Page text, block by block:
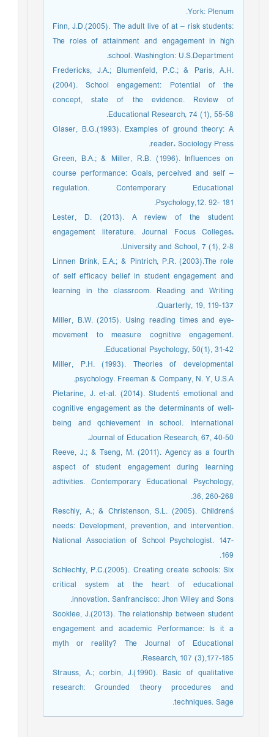
York: Plenum.
Finn, J.D.(2005). The adult live of at – risk students:
The roles of attainment and engagement in high
school. Washington: U.S.Department.
Fredericks, J.A.; Blumenfeld, P.C.; & Paris, A.H.
(2004). School engagement: Potential of the
concept, state of the evidence. Review of
Educational Research, 74 (1), 55-58.
Glaser, B.G.(1993). Examples of ground theory: A
reader، Sociology Press.
Green, B.A.; & Miller, R.B. (1996). Influences on
course performance: Goals, perceived and self –
regulation. Contemporary Educational
Psychology,12. 92- 181.
Lester, D. (2013). A review of the student
engagement literature. Journal Focus Colleges،
University and School, 7 (1), 2-8.
Linnen Brink, E.A.; & Pintrich, P.R. (2003).The role
of self efficacy belief in student engagement and
learning in the classroom. Reading and Writing
Quarterly, 19, 119-137.
Miller, B.W. (2015). Using reading times and eye-
movement to measure cognitive engagement.
Educational Psychology, 50(1), 31-42.
Miller, P.H. (1993). Theories of developmental
psychology. Freeman & Company, N. Y, U.S.A.
Pietarine, J. et-al. (2014). Studentś emotional and
cognitive engagement as the determinants of well-
being and qchievement in school. International
Journal of Education Research, 67, 40-50.
Reeve, J.; & Tseng, M. (2011). Agency as a fourth
aspect of student engagement during learning
adtivities. Contemporary Educational Psychology,
36, 260-268.
Reschly, A.; & Christenson, S.L. (2005). Childrenś
needs: Development, prevention, and intervention.
National Association of School Psychologist. 147-
169.
Schlechty, P.C.(2005). Creating create schools: Six
critical system at the heart of educational
innovation. Sanfrancisco: Jhon Wiley and Sons.
Sooklee, J.(2013). The relationship between student
engagement and academic Performance: Is it a
myth or reality? The Journal of Educational
Research, 107 (3),177-185.
Strauss, A.; corbin, J.(1990). Basic of qualitative
research: Grounded theory procedures and
techniques. Sage.